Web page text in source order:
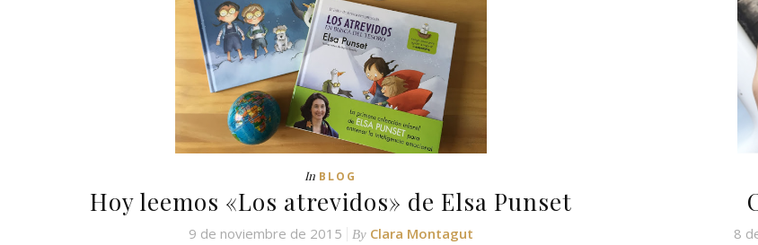
In BLOG
Hoy leemos «Los atrevidos» de Elsa Punset
9 de noviembre de 2015 By Clara Montagut
8